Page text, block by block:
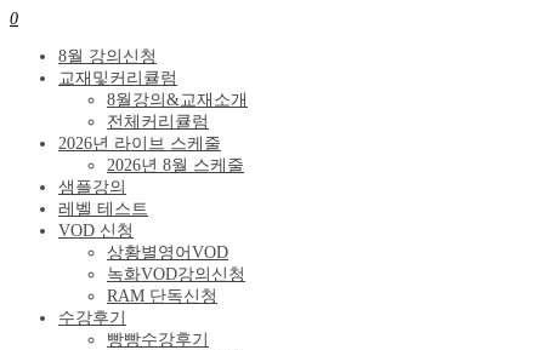
0
8월 강의신청
교재및커리큘럼
8월강의&교재소개
전체커리큘럼
2026년 라이브 스케줄
2026년 8월 스케줄
샘플강의
레벨 테스트
VOD 신청
상황별영어VOD
녹화VOD강의신청
RAM 단독신청
수강후기
빵빵수강후기